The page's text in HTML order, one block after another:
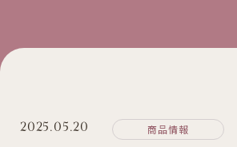
2025.05.20 商品情報